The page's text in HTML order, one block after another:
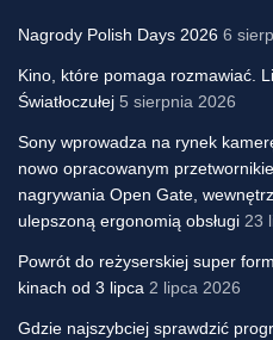
Nagrody Polish Days 2026 6
Kino, które pomaga rozmawiać.
Światłoczułej 5 sierpnia 2026
Sony wprowadza na rynek
nowo opracowanym
nagrywania Open Gate,
ulepszoną ergonomią obsługi 23
Powrót do reżyserskiej super
kinach od 3 lipca 2 lipca 2026
Gdzie najszybciej sprawdzić